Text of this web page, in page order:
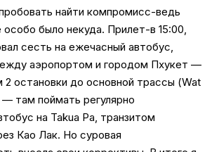
найти компромисс-ведь
было некуда. Прилет-в 15:00,
сесть на ежечасный автобус,
аэропортом и городом Пхукет —
2 остановки до основной трассы (Wat
— там поймать регулярно
на Takua Pa, транзитом
Као Лак. Но суровая